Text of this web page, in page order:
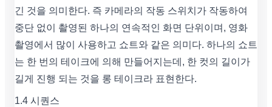
긴 것을 의미한다. 즉 카메라의 작동 스위치가 작동하여
중단 없이 촬영된 하나의 연속적인 화면 단위이며, 영화
촬영에서 많이 사용하고 쇼트와 같은 의미다. 하나의 쇼트
는 한 번의 테이크에 의해 만들어지는데, 한 컷의 길이가
길게 진행 되는 것을 롱 테이크라 표현한다.
1.4 시퀀스